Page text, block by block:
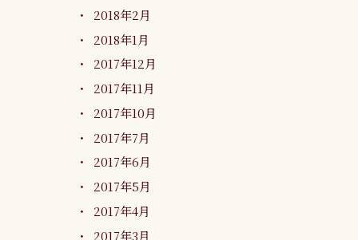
2018年2月
2018年1月
2017年12月
2017年11月
2017年10月
2017年7月
2017年6月
2017年5月
2017年4月
2017年3月